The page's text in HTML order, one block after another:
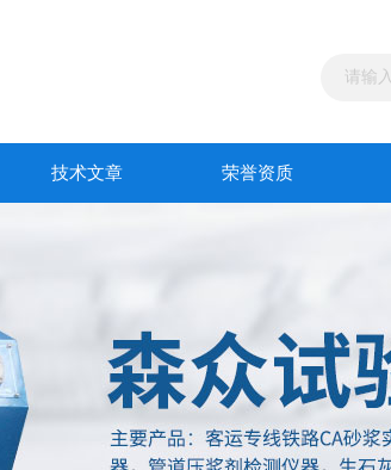
技术文章 荣誉资质